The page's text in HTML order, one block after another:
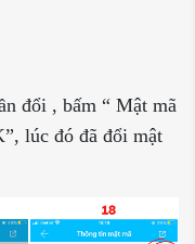
đổi , bấm “ Mật mã
lúc đó đã đổi mật